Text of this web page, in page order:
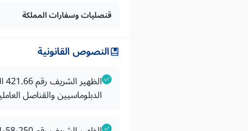
قنصليات وسفارات المملكة
النصوص القانونية
الدبلوماسيين والقناصل